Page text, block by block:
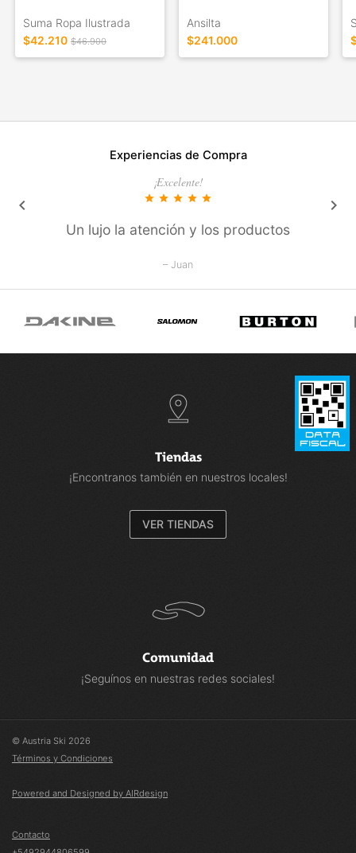
Suma Ropa Ilustrada
$42.210 $46.900
Ansilta
$241.000
Experiencias de Compra
¡Excelente!
star star star star star
Un lujo la atención y los productos
– Juan
keyboard_arrow_left keyboard_arrow_right
Tiendas
¡Encontranos también en nuestros locales!
VER TIENDAS
Comunidad
¡Seguínos en nuestras redes sociales!
© Austria Ski 2026
Términos y Condiciones
Powered and Designed by AIRdesign
Contacto